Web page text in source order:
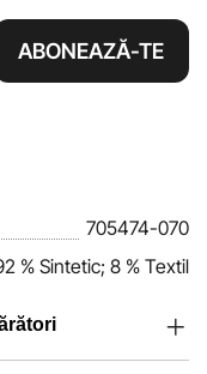
ABONEAZĂ-TE
705474-070
% Sintetic; 8 % Textil